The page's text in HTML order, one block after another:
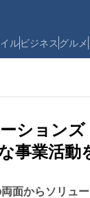
ルビジネス グルメ
ション
事業活動
面からソリュ